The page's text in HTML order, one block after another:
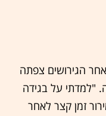
הגירושים צפתה
"למדתי על בגידה
זמן קצר לאחר